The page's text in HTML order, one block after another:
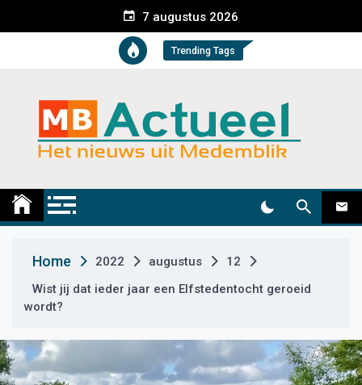
e
t
7 augustus 2026
Trending Tags
Medemblik Actueel
Home 2022 augustus
12
Wist jij dat ieder jaar een Elfstedentocht geroeid
wordt?